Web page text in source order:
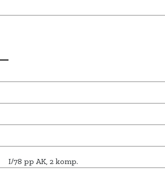
I/78 pp AK, 2 komp.